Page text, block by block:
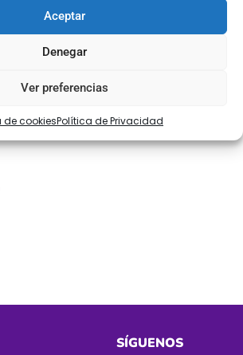
Aceptar
Denegar
Ver preferencias
de cookiesPolítica de Privacidad
Información adicional
de organza especial para Felpitas o
SÍGUENOS